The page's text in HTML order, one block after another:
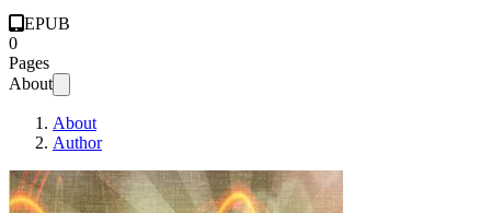
EPUB
0
Pages
About
About
Author